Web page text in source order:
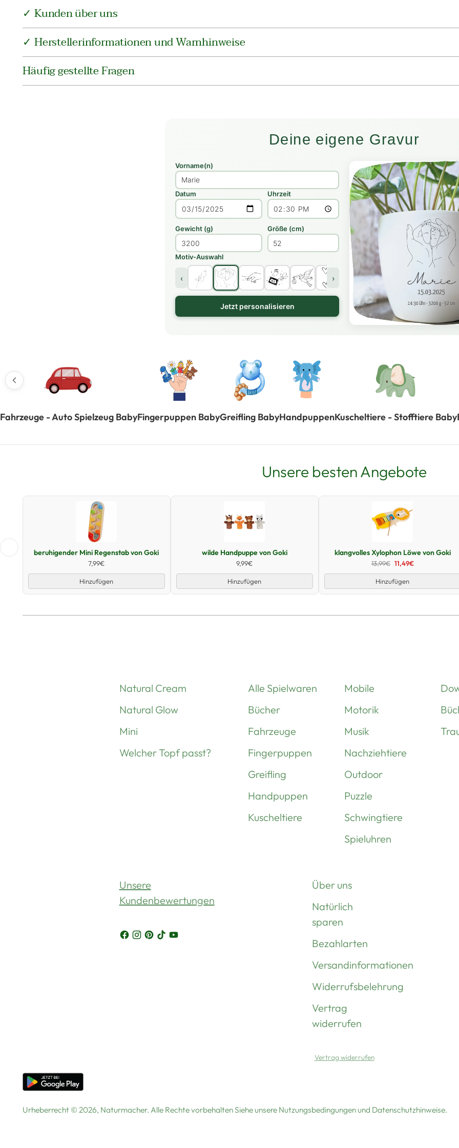
✓ Kunden über uns
✓ Herstellerinformationen und Warnhinweise
Häufig gestellte Fragen
Deine eigene Gravur
Vorname(n)
Datum Uhrzeit
Gewicht (g) Größe (cm)
Motiv-Auswahl
‹ ›
Jetzt personalisieren
Fahrzeuge - Auto Spielzeug BabyFingerpuppen BabyGreifling BabyHandpuppenKuscheltiere - Stofftiere Baby
Unsere besten Angebote
Schnellansicht
beruhigender Mini Regenstab von Goki
7,99€
Hinzufügen
wilde Handpuppe von Goki
9,99€
Hinzufügen
klangvolles Xylophon Löwe von Goki
13,99€ 11,49€
Hinzufügen
Natural Cream
Natural Glow
Mini
Welcher Topf passt?
Alle Spielwaren
Bücher
Fahrzeuge
Fingerpuppen
Greifling
Handpuppen
Kuscheltiere
Mobile
Motorik
Musik
Nachziehtiere
Outdoor
Puzzle
Schwingtiere
Spieluhren
Unsere
Kundenbewertungen
Über uns
Natürlich
sparen
Bezahlarten
Versandinformationen
Widerrufsbelehrung
Vertrag
widerrufen
Vertrag widerrufen
Urheberrecht © 2026, Naturmacher. Alle Rechte vorbehalten Siehe unsere Nutzungsbedingungen und Datenschutzhinweise.